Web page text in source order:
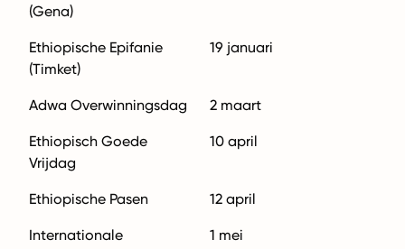
(Gena)
Ethiopische Epifanie
(Timket)
19 januari
Adwa Overwinningsdag 2 maart
Ethiopisch Goede
Vrijdag
10 april
Ethiopische Pasen 12 april
Internationale
1 mei